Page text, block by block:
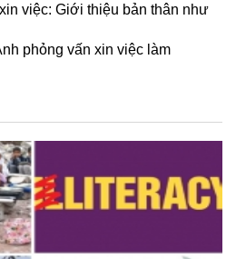
việc: Giới thiệu bản thân như
phỏng vấn xin việc làm